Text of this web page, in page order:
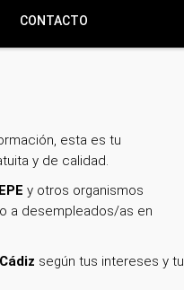
CONTACTO
esta es tu
y de calidad.
y otros organismos
a desempleados/as en
según tus intereses y tu